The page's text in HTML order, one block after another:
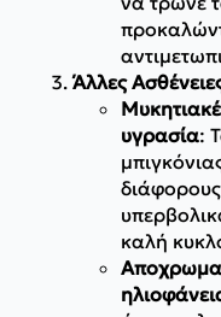
Άλλες
υγρασία:
καλή